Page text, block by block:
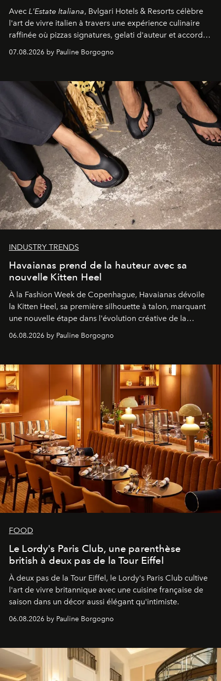
Avec L'Estate Italiana, Bvlgari Hotels & Resorts célèbre
l'art de vivre italien à travers une expérience culinaire
raffinée où pizzas signatures, gelati d'auteur et accords
d'exception composent un véritable voyage sensoriel.
07.08.2026 by Pauline Borgogno
INDUSTRY TRENDS
Havaianas prend de la hauteur avec sa
nouvelle Kitten Heel
À la Fashion Week de Copenhague, Havaianas dévoile
la Kitten Heel, sa première silhouette à talon, marquant
une nouvelle étape dans l'évolution créative de la
06.08.2026 by Pauline Borgogno
FOOD
Le Lordy's Paris Club, une parenthèse
british à deux pas de la Tour Eiffel
À deux pas de la Tour Eiffel, le Lordy's Paris Club cultive
l'art de vivre britannique avec une cuisine française de
saison dans un décor aussi élégant qu'intimiste.
06.08.2026 by Pauline Borgogno